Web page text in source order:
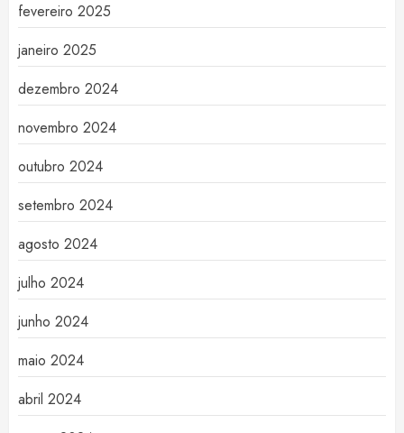
fevereiro 2025
janeiro 2025
dezembro 2024
novembro 2024
outubro 2024
setembro 2024
agosto 2024
julho 2024
junho 2024
maio 2024
abril 2024